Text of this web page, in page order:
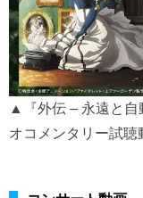
▲『外伝 – 永遠と自
オコメンタリー試聴